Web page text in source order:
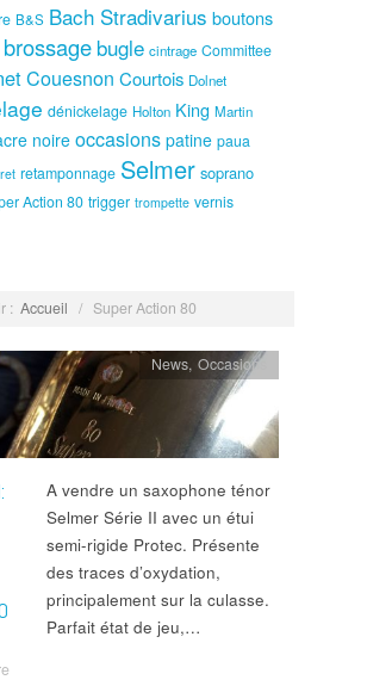
B&S Bach Stradivarius boutons
brossage bugle cintrage Committee
Couesnon Courtois Dolnet
dénickelage Holton King Martin
noireoccasions patine paua
retamponnage Selmer soprano
Action 80 trigger trompette vernis
: Accueil / Super Action 80
News,Occasions
A vendre un saxophone ténor
Selmer Série II avec un étui
semi-rigide Protec. Présente
des traces d’oxydation,
principalement sur la culasse.
Parfait état de jeu,…